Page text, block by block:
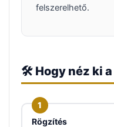
felszerelhető.
🛠️ Hogy néz ki
Rögzítés